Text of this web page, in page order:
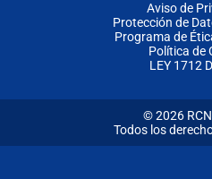
Aviso de
Protección de
Programa de
Política de
LEY 1712
© 2026
Todos los